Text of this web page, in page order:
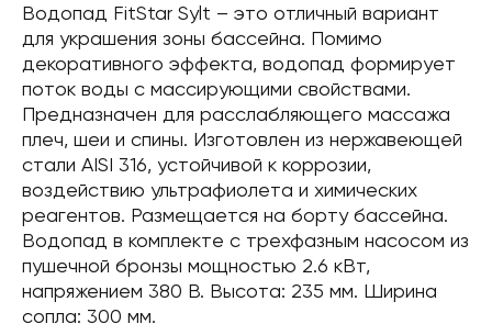
Водопад FitStar Sylt – это отличный вариант
для украшения зоны бассейна. Помимо
декоративного эффекта, водопад формирует
поток воды с массирующими свойствами.
Предназначен для расслабляющего массажа
плеч, шеи и спины. Изготовлен из нержавеющей
стали AISI 316, устойчивой к коррозии,
воздействию ультрафиолета и химических
реагентов. Размещается на борту бассейна.
Водопад в комплекте с трехфазным насосом из
пушечной бронзы мощностью 2.6 кВт,
напряжением 380 В. Высота: 235 мм. Ширина
сопла: 300 мм.